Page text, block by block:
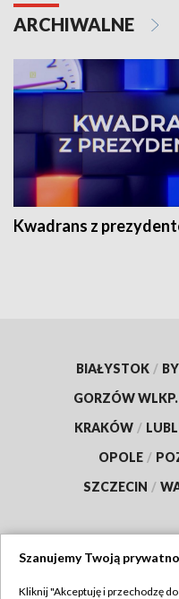
ARCHIWALNE
Kwadrans z
BIAŁYSTOK /
GORZÓW WLKP.
KRAKÓW /
OPOLE /
SZCZECIN /
Szanujemy Twoją
Kliknij "Akceptuję i przechodzę